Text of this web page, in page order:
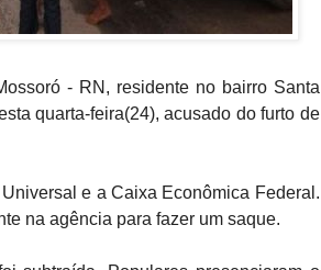
- RN, residente no bairro Santa
quarta-feira(24), acusado do furto de
e a Caixa Econômica Federal.
na agência para fazer um saque.